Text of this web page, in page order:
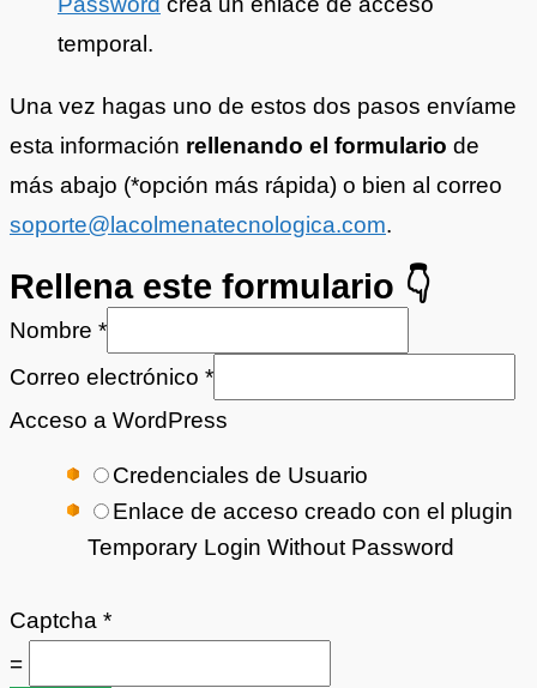
temporal.
Una vez hagas uno de estos dos pasos envíame
esta información rellenando el formulario de
más abajo (*opción más rápida) o bien al correo
soporte@lacolmenatecnologica.com.
Rellena este formulario 👇
Nombre *
Correo electrónico *
Acceso a WordPress
Credenciales de Usuario
Enlace de acceso creado con el plugin
Temporary Login Without Password
Captcha *
=